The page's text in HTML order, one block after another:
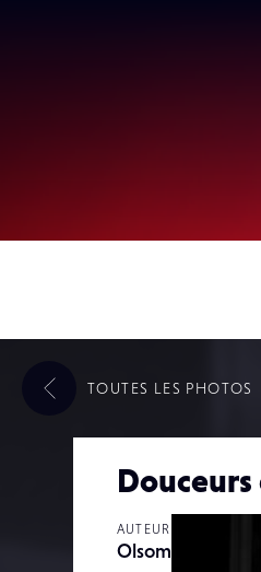
AUTEUR
Olsommer
TOUTES LES PHOTOS